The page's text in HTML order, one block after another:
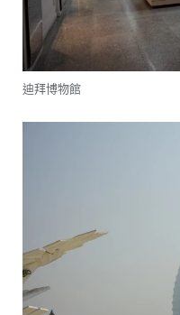
迪拜博物館